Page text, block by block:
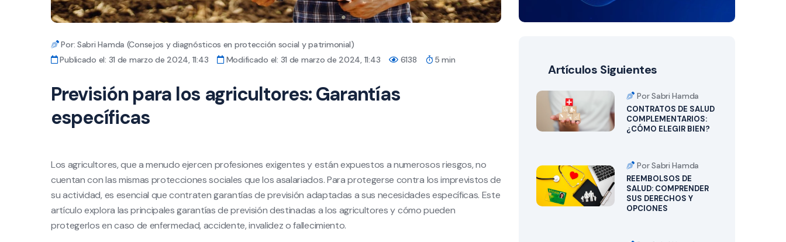
Por: Sabri Hamda (Consejos y diagnósticos en protección social y patrimonial)
Publicado el: 31 de marzo de 2024, 11:43
Modificado el: 31 de marzo de 2024, 11:43 6138 5 min
Previsión para los agricultores: Garantías
específicas
Los agricultores, que a menudo ejercen profesiones exigentes y están expuestos a numerosos riesgos, no
cuentan con las mismas protecciones sociales que los asalariados. Para protegerse contra los imprevistos de
su actividad, es esencial que contraten garantías de previsión adaptadas a sus necesidades específicas. Este
artículo explora las principales garantías de previsión destinadas a los agricultores y cómo pueden
protegerlos en caso de enfermedad, accidente, invalidez o fallecimiento.
Artículos Siguientes
Por Sabri Hamda
CONTRATOS DE SALUD
COMPLEMENTARIOS:
¿CÓMO ELEGIR BIEN?
Por Sabri Hamda
REEMBOLSOS DE
SALUD: COMPRENDER
SUS DERECHOS Y
OPCIONES